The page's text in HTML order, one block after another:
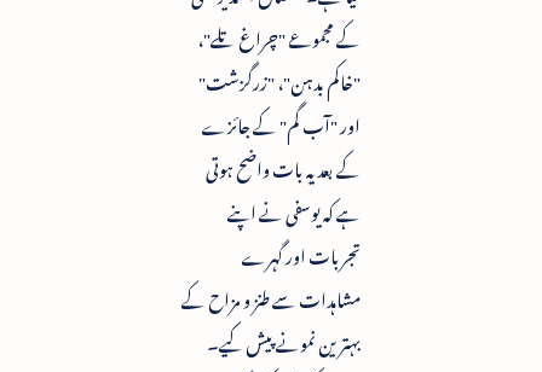
کے مجموعے "چراغ تلے"،
"خاکم بدہن"، "زرگزشت"
اور "آب گم" کے جائزے
کے بعد یہ بات واضح ہوتی
ہے کہ یوسفی نے اپنے
تجربات اور گہرے
مشاہدات سے طنز و مزاح کے
بہترین نمونے پیش کیے۔